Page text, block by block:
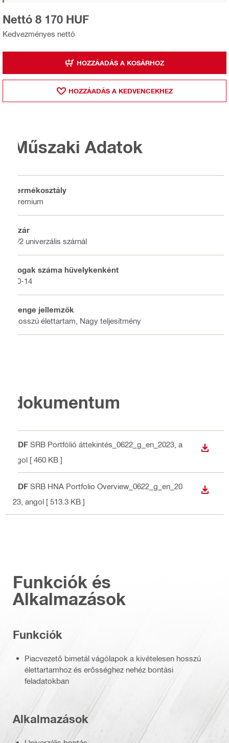
Kedvezményes nettó
Nettó 8 170 HUF
HOZZÁADÁS A KOSÁRHOZ
HOZZÁADÁS A KEDVENCEKHEZ
Műszaki Adatok
Termékosztály
Premium
Szár
1/2 univerzális szárnál
Fogak száma hüvelykenként
10-14
Penge jellemzők
Hosszú élettartam, Nagy teljesítmény
dokumentum
PDF SRB Portfólió áttekintés_0622_g_en_2023 , a
ngol [ 460 KB ]
PDF SRB HNA Portfolio Overview_0622_g_en_20
23 , angol [ 513.3 KB ]
Funkciók és
Alkalmazások
Funkciók
Piacvezető bimetál vágólapok a kivételesen hosszú
élettartamhoz és erősséghez nehéz bontási
feladatokban
Alkalmazások